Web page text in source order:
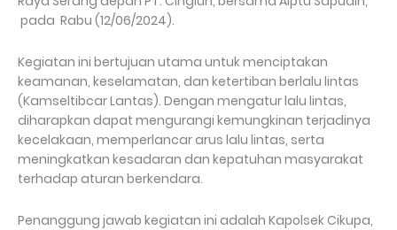
pada Rabu (12/06/2024).
Kegiatan ini bertujuan utama untuk menciptakan
keamanan, keselamatan, dan ketertiban berlalu lintas
(Kamseltibcar Lantas). Dengan mengatur lalu lintas,
diharapkan dapat mengurangi kemungkinan terjadinya
kecelakaan, memperlancar arus lalu lintas, serta
meningkatkan kesadaran dan kepatuhan masyarakat
terhadap aturan berkendara.
Penanggung jawab kegiatan ini adalah Kapolsek Cikupa,